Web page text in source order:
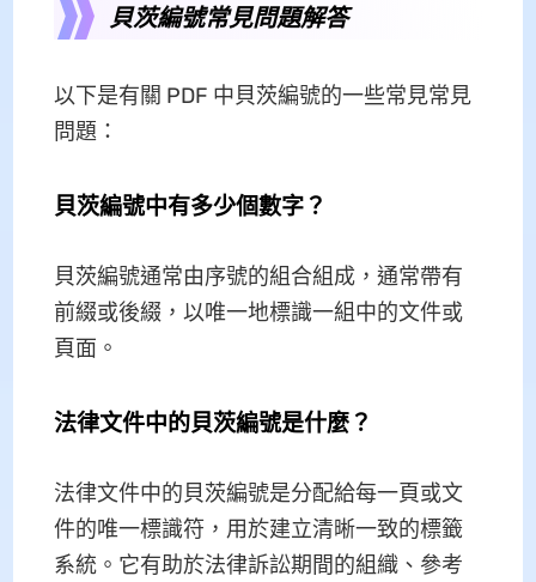
貝茨編號常見問題解答
以下是有關 PDF 中貝茨編號的一些常見常見
問題：
貝茨編號中有多少個數字？
貝茨編號通常由序號的組合組成，通常帶有
前綴或後綴，以唯一地標識一組中的文件或
頁面。
法律文件中的貝茨編號是什麼？
法律文件中的貝茨編號是分配給每一頁或文
件的唯一標識符，用於建立清晰一致的標籤
系統。它有助於法律訴訟期間的組織、參考